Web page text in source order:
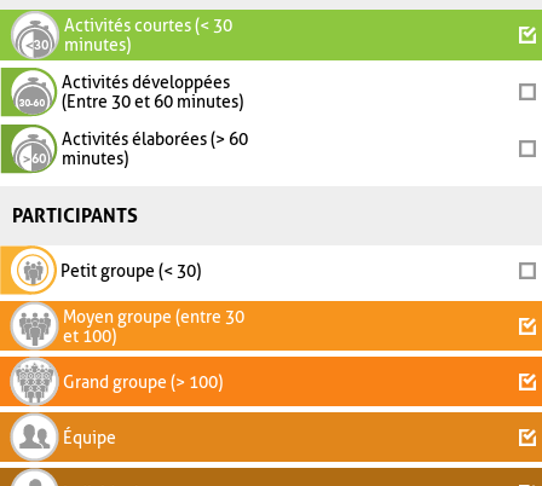
Activités courtes (< 30
minutes)
Activités développées
(Entre 30 et 60 minutes)
Activités élaborées (> 60
minutes)
PARTICIPANTS
Petit groupe (< 30)
Moyen groupe (entre 30
et 100)
Grand groupe (> 100)
Équipe